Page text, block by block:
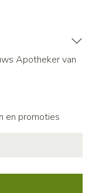
Apotheker van
en promoties